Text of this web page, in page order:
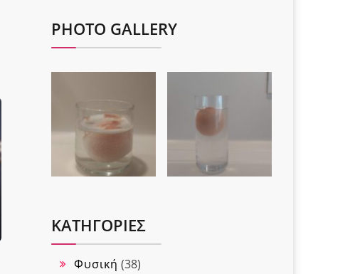
PHOTO GALLERY
KΑΤΗΓΟΡΊΕΣ
Φυσική (38)